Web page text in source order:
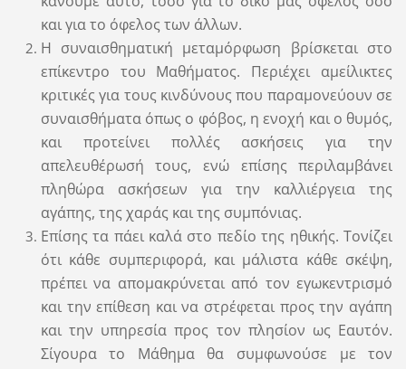
και για το όφελος των άλλων.
Η συναισθηματική μεταμόρφωση βρίσκεται στο
επίκεντρο του Μαθήματος. Περιέχει αμείλικτες
κριτικές για τους κινδύνους που παραμονεύουν σε
συναισθήματα όπως ο φόβος, η ενοχή και ο θυμός,
και προτείνει πολλές ασκήσεις για την
απελευθέρωσή τους, ενώ επίσης περιλαμβάνει
πληθώρα ασκήσεων για την καλλιέργεια της
αγάπης, της χαράς και της συμπόνιας.
Επίσης τα πάει καλά στο πεδίο της ηθικής. Τονίζει
ότι κάθε συμπεριφορά, και μάλιστα κάθε σκέψη,
πρέπει να απομακρύνεται από τον εγωκεντρισμό
και την επίθεση και να στρέφεται προς την αγάπη
και την υπηρεσία προς τον πλησίον ως Εαυτόν.
Σίγουρα το Μάθημα θα συμφωνούσε με τον